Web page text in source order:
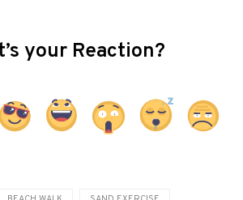
your Reaction?